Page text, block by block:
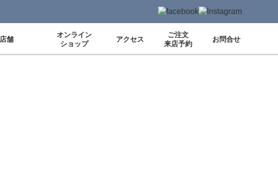
店舗
オンライン
ショップ
アクセス
ご注文
来店予約
お問合せ